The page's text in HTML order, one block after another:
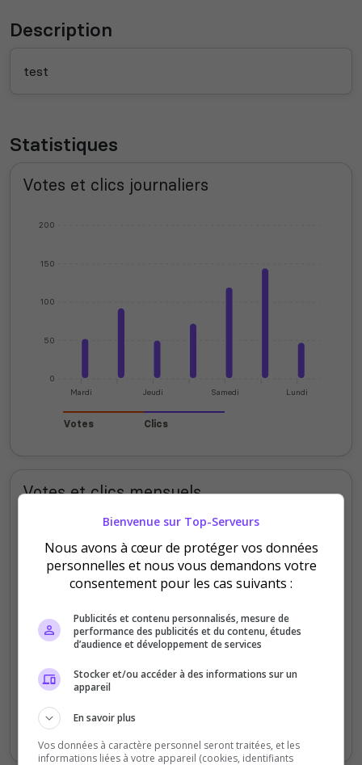
Description
test
Statistiques
Votes et clics journaliers
0
50
100
150
200
Mardi Jeudi Samedi Lundi
Votes Clics
Votes et clics mensuels
0
600
Bienvenue sur Top-Serveurs
Nous avons à cœur de protéger vos données
personnelles et nous vous demandons votre
consentement pour les cas suivants :
Publicités et contenu personnalisés, mesure de
performance des publicités et du contenu, études
d’audience et développement de services
Stocker et/ou accéder à des informations sur un
appareil
En savoir plus
Vos données à caractère personnel seront traitées, et les
informations liées à votre appareil (cookies, identifiants